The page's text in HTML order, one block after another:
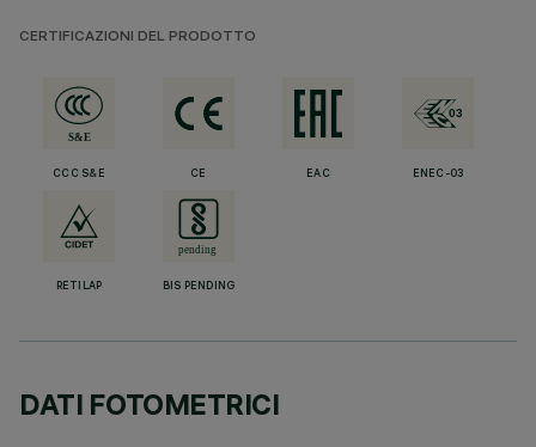
CERTIFICAZIONI DEL PRODOTTO
CCC S&E CE EAC ENEC-03
RETILAP BIS PENDING
DATI FOTOMETRICI